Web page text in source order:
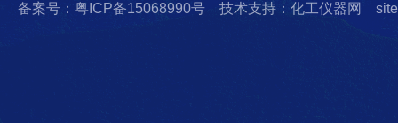
备案号：粤ICP备15068990号 技术支持：化工仪器网